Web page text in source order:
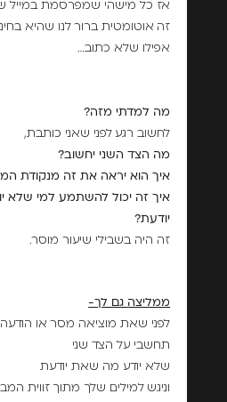
אז כל מישהי שמפרסמת במייל
זה אוטומטית ברור לנו שהיא
אפילו שלא כתוב…
מה למדתי מזה?
לחשוב רגע לפני שאני כותבת,
מה הצד השני יחשוב?
איך הוא יראה את זה מנקודת
איך זה יכול להשתמע למי שלא
יודעת?
זה היה בשבילי שיעור מוסר.
ממליצה גם לך-
לפני שאת מוציאה מסר או
תחשבי על הצד שני
שלא יודע מה שאת יודעת
וניגש למילים שלך מתוך זווית